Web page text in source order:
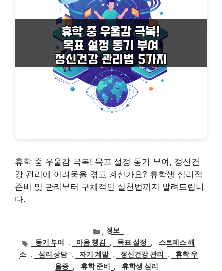
휴학 중 우울감 극복! 목표 설정 동기 부여, 정신건
강 관리에 어려움을 겪고 계신가요? 휴학생 심리적
준비 및 관리부터 구체적인 실천법까지 알려드립니
다.
카
테
고
리
정보
태동기 부여 , 마음 챙김 , 목표 설정 ,
스트레스 해
소 , 심리 상담 , 자기 계발 , 정신건강 관리 ,
휴학 우
울증 , 휴학 준비 , 휴학생 심리